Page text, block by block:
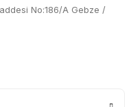
No:186/A Gebze /